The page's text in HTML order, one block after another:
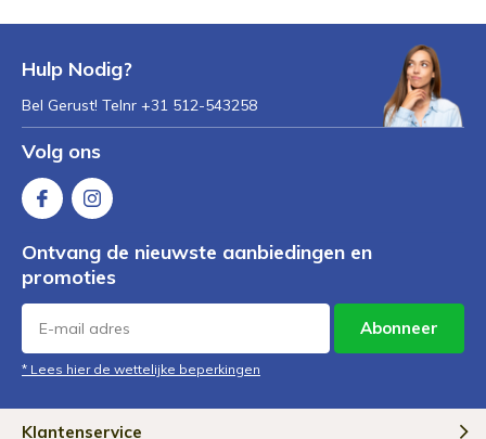
Hulp Nodig?
Bel Gerust! Telnr +31 512-543258
Volg ons
Ontvang de nieuwste aanbiedingen en
promoties
Abonneer
* Lees hier de wettelijke beperkingen
Klantenservice